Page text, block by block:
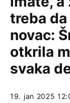
treba
novac:
otkrila
svaka
19. jan 2025